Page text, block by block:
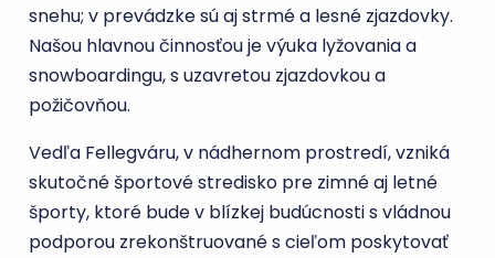
snehu; v prevádzke sú aj strmé a lesné zjazdovky.
Našou hlavnou činnosťou je výuka lyžovania a
snowboardingu, s uzavretou zjazdovkou a
požičovňou.
Vedľa Fellegváru, v nádhernom prostredí, vzniká
skutočné športové stredisko pre zimné aj letné
športy, ktoré bude v blízkej budúcnosti s vládnou
podporou zrekonštruované s cieľom poskytovať